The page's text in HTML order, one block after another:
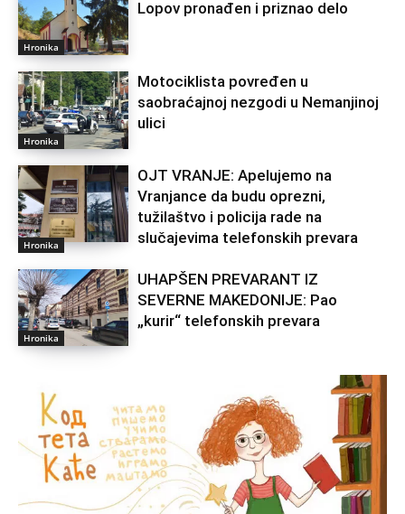
Hronika
Lopov pronađen i priznao delo
Hronika
Motociklista povređen u
saobraćajnoj nezgodi u Nemanjinoj
ulici
Hronika
OJT VRANJE: Apelujemo na
Vranjance da budu oprezni,
tužilaštvo i policija rade na
slučajevima telefonskih prevara
Hronika
UHAPŠEN PREVARANT IZ
SEVERNE MAKEDONIJE: Pao
„kurir“ telefonskih prevara